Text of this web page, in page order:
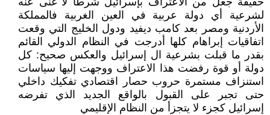
لشرعية أي دولة عربية في العين الغربية فالمملكة
الأردنية ومصر بعد كامب ديفيد ودول الخليج التي وقعت
اتفاقيات إبراهام كلها أدرجت في النظام الدولي القائم
بقدر ما قبلت بشرعية ال إسرائيل والعكس صحيح: كل
دولة أو قوة رفضت هذا الاعتراف ووجهت إليها سياسات
استنزاف مستمرة حروب حصار اقتصادي تفكيك داخلي
حتى تجبر على القبول بالواقع الجديد الذي تفرضه
إسرائيل كجزء لا يتجزأ من النظام الإقليمي